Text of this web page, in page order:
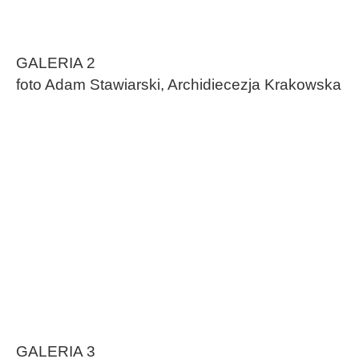
GALERIA 2
foto Adam Stawiarski, Archidiecezja Krakowska
GALERIA 3